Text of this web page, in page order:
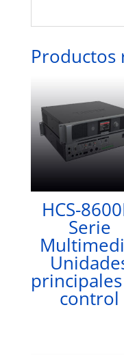
Productos
HCS-
Serie
control